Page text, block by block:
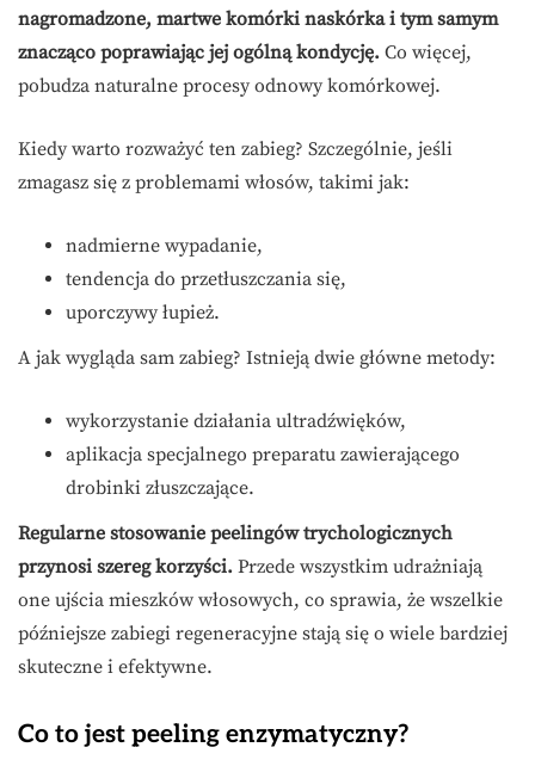
nagromadzone, martwe komórki naskórka i tym samym
znacząco poprawiając jej ogólną kondycję. Co więcej,
pobudza naturalne procesy odnowy komórkowej.
Kiedy warto rozważyć ten zabieg? Szczególnie, jeśli
zmagasz się z problemami włosów, takimi jak:
nadmierne wypadanie,
tendencja do przetłuszczania się,
uporczywy łupież.
A jak wygląda sam zabieg? Istnieją dwie główne metody:
wykorzystanie działania ultradźwięków,
aplikacja specjalnego preparatu zawierającego
drobinki złuszczające.
Regularne stosowanie peelingów trychologicznych
przynosi szereg korzyści. Przede wszystkim udrażniają
one ujścia mieszków włosowych, co sprawia, że wszelkie
późniejsze zabiegi regeneracyjne stają się o wiele bardziej
skuteczne i efektywne.
Co to jest peeling enzymatyczny?